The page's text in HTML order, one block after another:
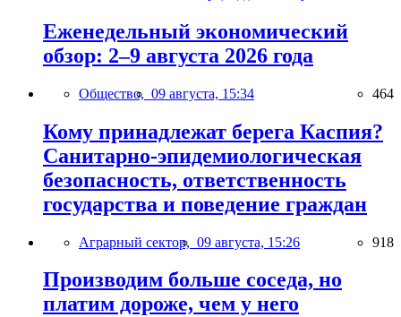
Еженедельный экономический
обзор: 2–9 августа 2026 года
Общество, 09 августа, 15:34 464
Кому принадлежат берега Каспия?
Санитарно-эпидемиологическая
безопасность, ответственность
государства и поведение граждан
Аграрный сектор, 09 августа, 15:26 918
Производим больше соседа, но
платим дороже, чем у него